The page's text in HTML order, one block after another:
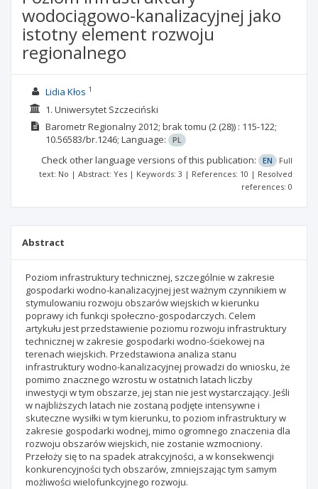
wodociągowo-kanalizacyjnej jako
istotny element rozwoju
regionalnego
Lidia Kłos 1
1. Uniwersytet Szczeciński
Barometr Regionalny2012; brak tomu (2 (28)) : 115-122;
10.56583/br.1246; Language: PL
Check other language versions of this publication: EN
Full
text: No | Abstract: Yes | Keywords: 3 | References: 10 | Resolved
references: 0
Abstract
Poziom infrastruktury technicznej, szczególnie w zakresie
gospodarki wodno-kanalizacyjnej jest ważnym czynnikiem w
stymulowaniu rozwoju obszarów wiejskich w kierunku
poprawy ich funkcji społeczno-gospodarczych. Celem
artykułu jest przedstawienie poziomu rozwoju infrastruktury
technicznej w zakresie gospodarki wodno-ściekowej na
terenach wiejskich. Przedstawiona analiza stanu
infrastruktury wodno-kanalizacyjnej prowadzi do wniosku, że
pomimo znacznego wzrostu w ostatnich latach liczby
inwestycji w tym obszarze, jej stan nie jest wystarczający. Jeśli
w najbliższych latach nie zostaną podjęte intensywne i
skuteczne wysiłki w tym kierunku, to poziom infrastruktury w
zakresie gospodarki wodnej, mimo ogromnego znaczenia dla
rozwoju obszarów wiejskich, nie zostanie wzmocniony.
Przełoży się to na spadek atrakcyjności, a w konsekwencji
konkurencyjności tych obszarów, zmniejszając tym samym
możliwości wielofunkcyjnego rozwoju.